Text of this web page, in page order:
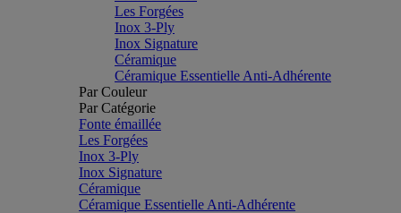
Les Forgées
Inox 3-Ply
Inox Signature
Céramique
Céramique Essentielle Anti-Adhérente
Par Couleur
Par Catégorie
Fonte émaillée
Les Forgées
Inox 3-Ply
Inox Signature
Céramique
Céramique Essentielle Anti-Adhérente